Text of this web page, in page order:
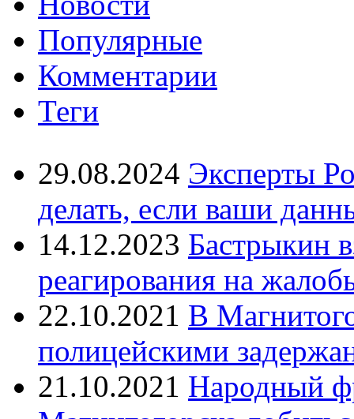
Популярные
Комментарии
Теги
29.08.2024 Эксперты
делать, если ваши
14.12.2023 Бастрыкин
реагирования на
22.10.2021 В
полицейскими
21.10.2021 Народный